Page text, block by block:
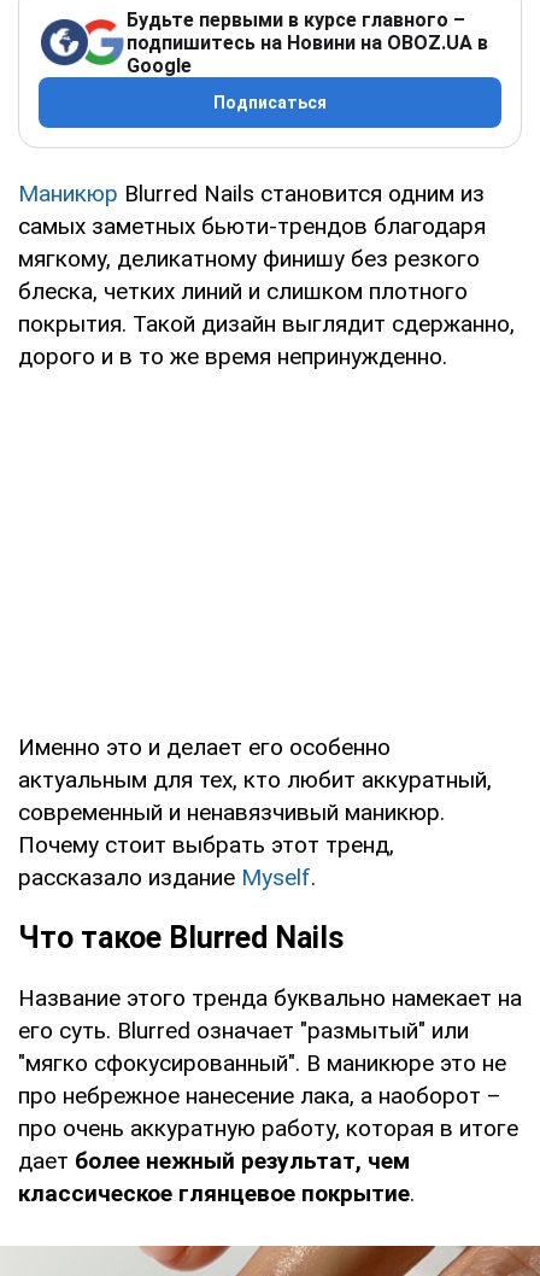
Будьте первыми в курсе главного –
подпишитесь на Новини на OBOZ.UA в
Google
Подписаться
Маникюр Blurred Nails становится одним из
самых заметных бьюти-трендов благодаря
мягкому, деликатному финишу без резкого
блеска, четких линий и слишком плотного
покрытия. Такой дизайн выглядит сдержанно,
дорого и в то же время непринужденно.
Именно это и делает его особенно
актуальным для тех, кто любит аккуратный,
современный и ненавязчивый маникюр.
Почему стоит выбрать этот тренд,
рассказало издание Myself.
Что такое Blurred Nails
Название этого тренда буквально намекает на
его суть. Blurred означает "размытый" или
"мягко сфокусированный". В маникюре это не
про небрежное нанесение лака, а наоборот –
про очень аккуратную работу, которая в итоге
дает более нежный результат, чем
классическое глянцевое покрытие.